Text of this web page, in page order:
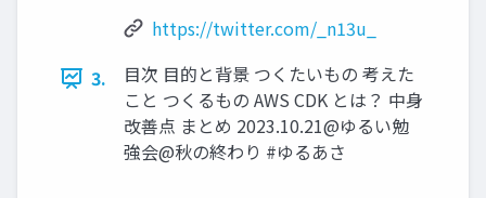
https://twitter.com/_n13u_
3.
目次 目的と背景 つくたいもの 考えた
こと つくるもの AWS CDK とは？ 中身
改善点 まとめ 2023.10.21@ゆるい勉
強会@秋の終わり #ゆるあさ